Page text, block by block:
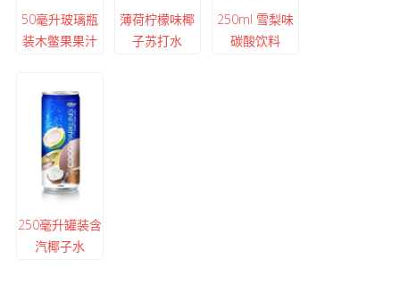
50毫升玻璃瓶
装木鳖果果汁
薄荷柠檬味椰
子苏打水
250ml 雪梨味
碳酸饮料
250毫升罐装含
汽椰子水